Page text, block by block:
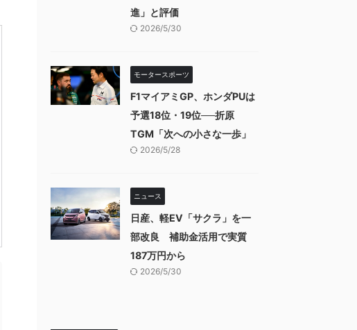
進」と評価
2026/5/30
モータースポーツ
F1マイアミGP、ホンダPUは
予選18位・19位──折原
TGM「次への小さな一歩」
2026/5/28
ニュース
日産、軽EV「サクラ」を一
部改良 補助金活用で実質
187万円から
2026/5/30